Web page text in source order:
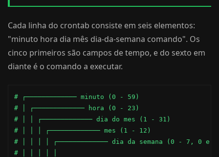
Cada linha do crontab consiste em seis elementos:
"minuto hora dia mês dia-da-semana comando". Os
cinco primeiros são campos de tempo, e do sexto em
diante é o comando a executar.
# ┌───────────── minuto (0 - 59)
# │ ┌───────────── hora (0 - 23)
# │ │ ┌───────────── dia do mes (1 - 31)
# │ │ │ ┌───────────── mes (1 - 12)
# │ │ │ │ ┌───────────── dia da semana (0 - 7, 0 e 7
# │ │ │ │ │